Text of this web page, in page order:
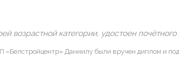
возрастной категории, удостоен
«Белстройцентр» Даниилу были вручен диплом и